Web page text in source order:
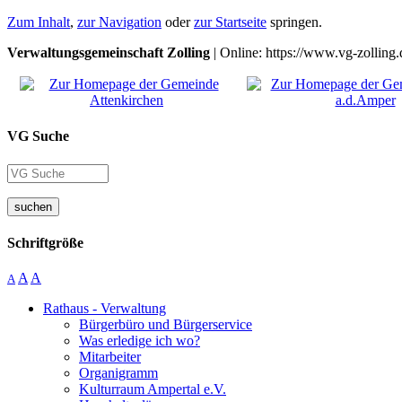
Zum Inhalt, zur Navigation oderzur Startseite springen.
Verwaltungsgemeinschaft Zolling | Online: https://www.vg-
VG Suche
suchen
Schriftgröße
A A A
Rathaus - Verwaltung
Bürgerbüro und Bürgerservice
Was erledige ich wo?
Mitarbeiter
Organigramm
Kulturraum Ampertal e.V.